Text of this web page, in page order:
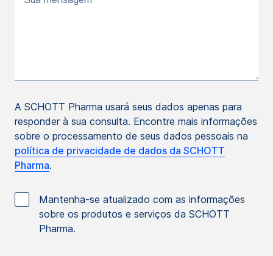
A SCHOTT Pharma usará seus dados apenas para
responder à sua consulta. Encontre mais informações
sobre o processamento de seus dados pessoais na
política de privacidade de dados da SCHOTT
Pharma.
Mantenha-se atualizado com as informações
sobre os produtos e serviços da SCHOTT
Pharma.